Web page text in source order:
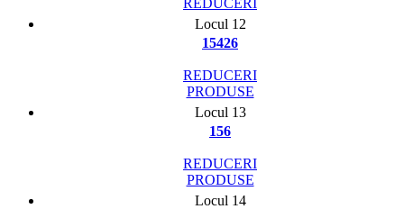
Locul 12
15426
REDUCERI
PRODUSE
Locul 13
156
REDUCERI
PRODUSE
Locul 14